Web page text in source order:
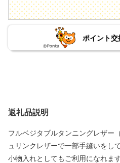
ポイント交
返礼品説明
フルベジタブルタンニングレザー
ュリンクレザーで一部手縫いをし
小物入れとしてもご利用になれます